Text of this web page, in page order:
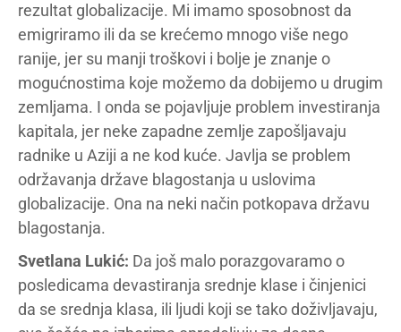
rezultat globalizacije. Mi imamo sposobnost da
emigriramo ili da se krećemo mnogo više nego
ranije, jer su manji troškovi i bolje je znanje o
mogućnostima koje možemo da dobijemo u drugim
zemljama. I onda se pojavljuje problem investiranja
kapitala, jer neke zapadne zemlje zapošljavaju
radnike u Aziji a ne kod kuće. Javlja se problem
održavanja države blagostanja u uslovima
globalizacije. Ona na neki način potkopava državu
blagostanja.
Svetlana Lukić: Da još malo porazgovaramo o
posledicama devastiranja srednje klase i činjenici
da se srednja klasa, ili ljudi koji se tako doživljavaju,